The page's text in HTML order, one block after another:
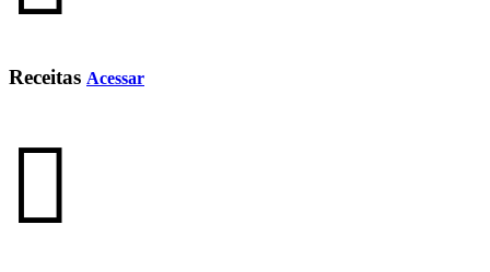
Receitas Acessar